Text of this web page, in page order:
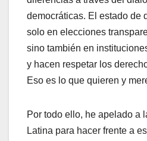
democráticas. El estado de
solo en elecciones
sino también en
y hacen respetar los
Eso es lo que quieren y
Por todo ello, he apelado a
Latina para hacer frente a